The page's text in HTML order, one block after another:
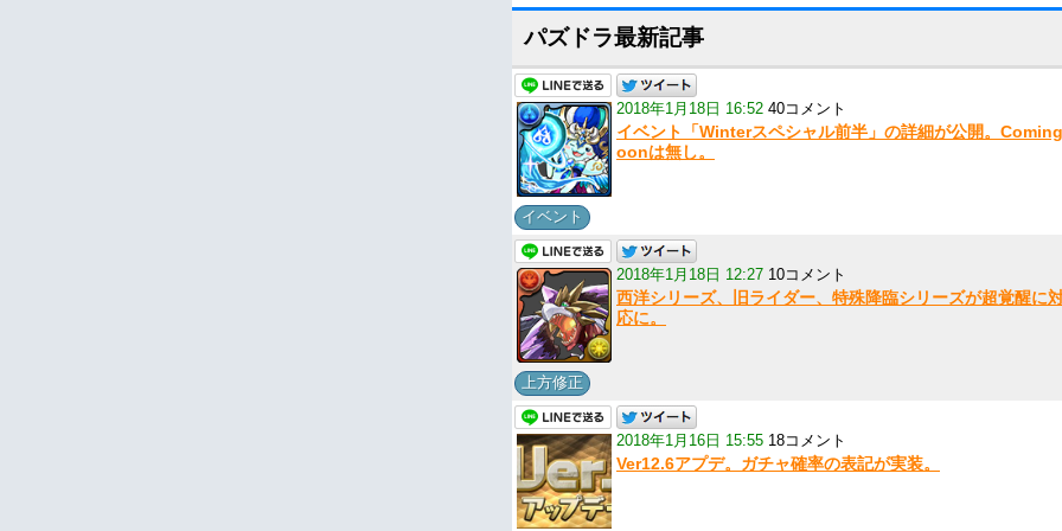
パズドラ最新記事
2018年1月18日 16:52 40コメント
イベント「Winterスペシャル前半」の詳細が公開。
oonは無し。
イベント
2018年1月18日 12:27 10コメント
西洋シリーズ、旧ライダー、特殊降臨シリーズが超覚醒に
応に。
上方修正
2018年1月16日 15:55 18コメント
Ver12.6アプデ。ガチャ確率の表記が実装。